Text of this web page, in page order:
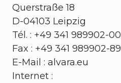
Querstraße 18
D-04103 Leipzig
Tél. : +49 341 989902-00
Fax : +49 341 989902-89
E-Mail : alvara.eu
Internet :